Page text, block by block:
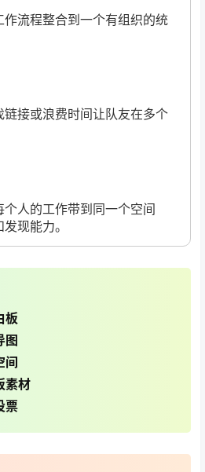
流程整合到一个有组织的统
接或浪费时间让队友在多个
人的工作带到同一个空间
现能力。
板
图
间
素材
票